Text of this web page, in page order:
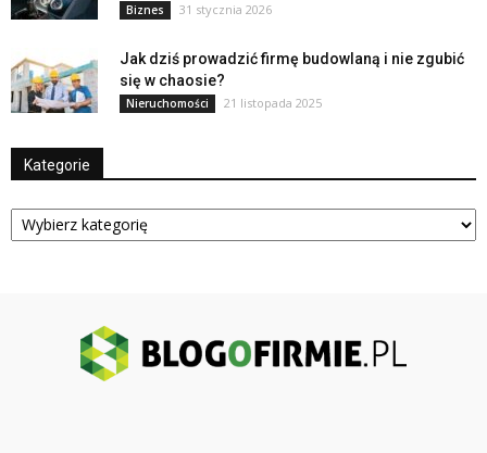
Biznes 31 stycznia 2026
Jak dziś prowadzić firmę budowlaną i nie zgubić
się w chaosie?
Nieruchomości 21 listopada 2025
Kategorie
Kategorie